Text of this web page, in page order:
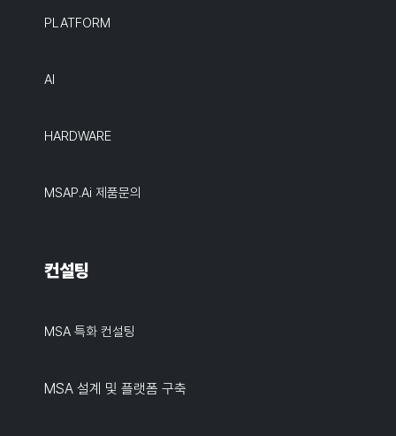
PLATFORM
AI
HARDWARE
MSAP.ai 제품문의
컨설팅
MSA 특화 컨설팅
MSA 설계 및 플랫폼 구축